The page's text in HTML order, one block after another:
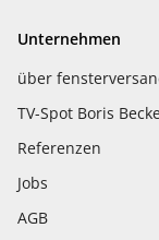
Unternehmen
über
TV-Spot Boris
Referenzen
Jobs
AGB